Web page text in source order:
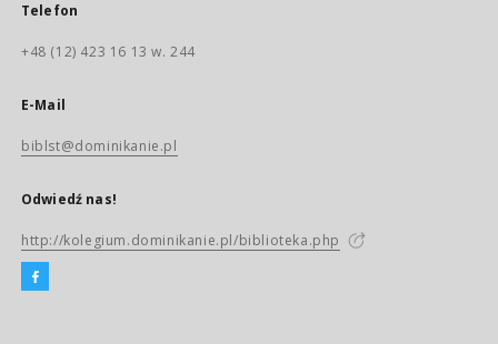
Telefon
+48 (12) 423 16 13 w. 244
E-Mail
biblst@dominikanie.pl
Odwiedź nas!
http://kolegium.dominikanie.pl/biblioteka.php